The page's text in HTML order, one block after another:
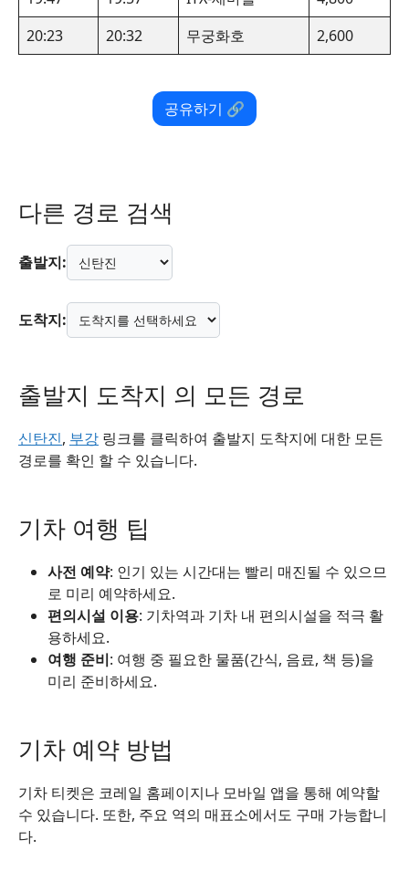
20:23
20:32 무궁화호 2,600
공유하기 🔗
다른 경로 검색
출발지:
도착지:
출발지 도착지 의 모든 경로
신탄진, 부강 링크를 클릭하여 출발지 도착지에 대한 모든
경로를 확인 할 수 있습니다.
기차 여행 팁
사전 예약: 인기 있는 시간대는 빨리 매진될 수 있으므
로 미리 예약하세요.
편의시설 이용: 기차역과 기차 내 편의시설을 적극 활
용하세요.
여행 준비: 여행 중 필요한 물품(간식, 음료, 책 등)을
미리 준비하세요.
기차 예약 방법
기차 티켓은 코레일 홈페이지나 모바일 앱을 통해 예약할
수 있습니다. 또한, 주요 역의 매표소에서도 구매 가능합니
다.